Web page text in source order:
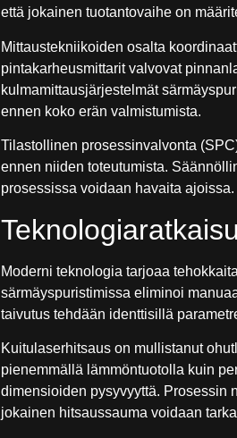
että jokainen tuotantovaihe on
Mittaustekniikoiden osalta
pintakarheusmittarit valvovat
kulmamittausjärjestelmät
ennen koko erän valmistumista.
Tilastollinen prosessinvalvonta
ennen niiden toteutumista.
prosessissa voidaan havaita ajoissa.
Moderni teknologia tarjoaa
särmäyspuristimissa eliminoi
taivutus tehdään identtisillä
Kuitulaserhitsaus on mullistanut
pienemmällä lämmöntuotolla kuin
dimensioiden pysyvyyttä. Prosessin
jokainen hitsaussauma voidaan